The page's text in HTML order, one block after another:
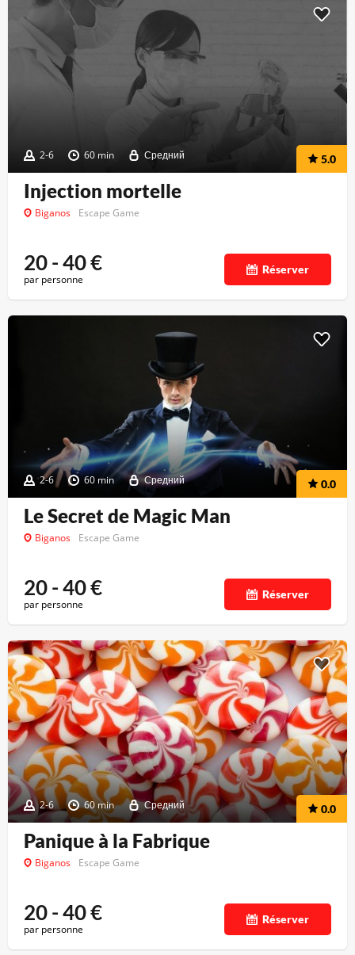
2-6 60 min Средний 5.0
Injection mortelle
Biganos Escape Game
20 - 40€
par personne
Réserver
2-6 60 min Средний 0.0
Le Secret de Magic Man
Biganos Escape Game
20 - 40€
par personne
Réserver
2-6 60 min Средний 0.0
Panique à la Fabrique
Biganos Escape Game
20 - 40€
par personne
Réserver